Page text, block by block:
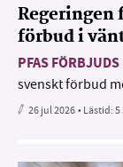
Regeringen
förbud i
PFAS FÖRBJUDS
svenskt förbud
26 jul 2026• Lästid:5